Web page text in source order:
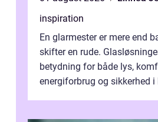
inspiration
En glarmester er mere end
skifter en rude.
betydning for både lys,
energiforbrug og sikkerhed i